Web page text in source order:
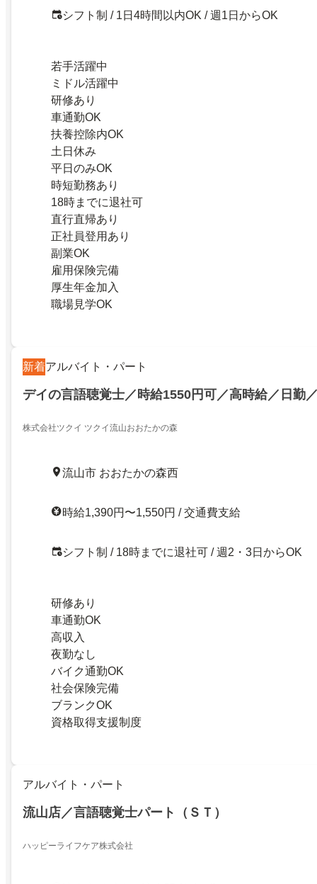
シフト制 / 1日4時間以内OK / 週1日からOK
若手活躍中
ミドル活躍中
研修あり
車通勤OK
扶養控除内OK
土日休み
平日のみOK
時短勤務あり
18時までに退社可
直行直帰あり
正社員登用あり
副業OK
雇用保険完備
厚生年金加入
職場見学OK
新着アルバイト・パート
デイの言語聴覚士／時給1550円可／高時給／日勤
株式会社ツクイ ツクイ流山おおたかの森
流山市 おおたかの森西
時給1,390円〜1,550円 / 交通費支給
シフト制 / 18時までに退社可 / 週2・3日からOK
研修あり
車通勤OK
高収入
夜勤なし
バイク通勤OK
社会保険完備
ブランクOK
資格取得支援制度
アルバイト・パート
流山店／言語聴覚士パート（ＳＴ）
ハッピーライフケア株式会社